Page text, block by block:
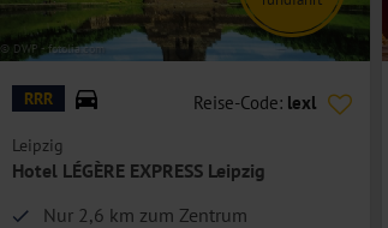
© DWP - fotolia.com
RRR Reise-Code: lexl
Leipzig
Hotel LÉGÈRE EXPRESS Leipzig
Nur 2,6 km zum Zentrum